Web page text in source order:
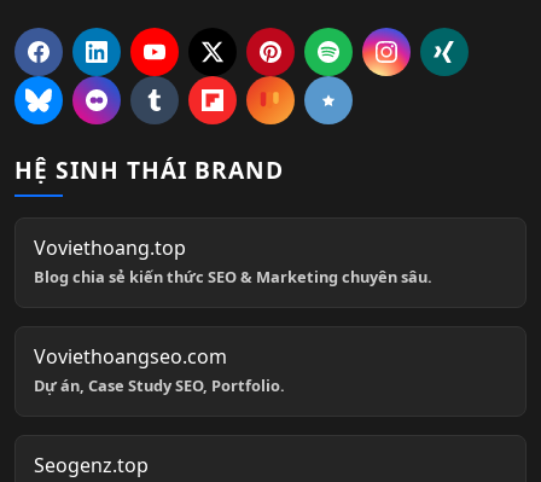
HỆ SINH THÁI BRAND
Voviethoang.top
Blog chia sẻ kiến thức SEO & Marketing chuyên sâu.
Voviethoangseo.com
Dự án, Case Study SEO, Portfolio.
Seogenz.top